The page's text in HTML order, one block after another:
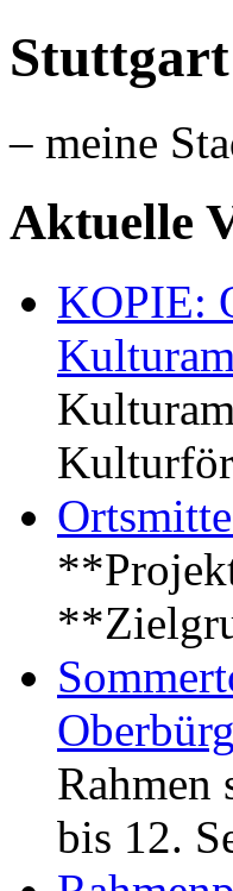
– meine
Aktuelle
KOPIE:
Rahmen
bis 12.